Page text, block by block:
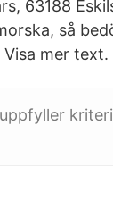
63188
så
mer text.